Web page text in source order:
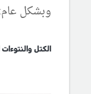
وبشكل عام:
الكتل